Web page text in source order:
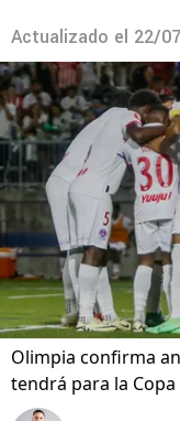
Actualizado el 22/
Olimpia confirma
tendrá para la